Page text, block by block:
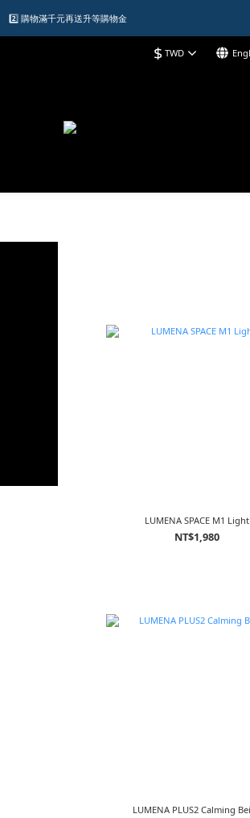
1️⃣ 加入會員送$150購物金
2️⃣ 購物滿千元再送升等購物金
$ TWD
LUMENA SPACE M1 Light
NT$1,980
LUMENA PLUS2 Calming